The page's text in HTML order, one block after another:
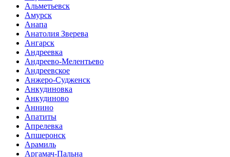
Альметьевск
Амурск
Анапа
Анатолия Зверева
Ангарск
Андреевка
Андреево-Мелентьево
Андреевское
Анжеро-Судженск
Анкудиновка
Анкудиново
Аннино
Апатиты
Апрелевка
Апшеронск
Арамиль
Аргамач-Пальна